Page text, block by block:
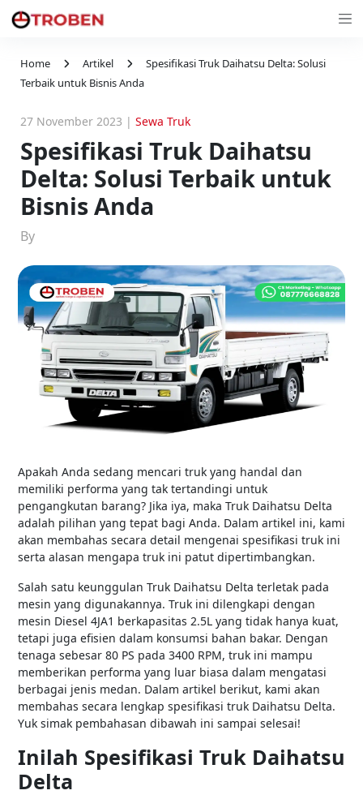
Home Artikel
Spesifikasi Truk Daihatsu Delta: Solusi
Terbaik untuk Bisnis Anda
27 November 2023 | Sewa Truk
Spesifikasi Truk Daihatsu
Delta: Solusi Terbaik untuk
Bisnis Anda
By
Apakah Anda sedang mencari truk yang handal dan
memiliki performa yang tak tertandingi untuk
pengangkutan barang? Jika iya, maka Truk Daihatsu Delta
adalah pilihan yang tepat bagi Anda. Dalam artikel ini, kami
akan membahas secara detail mengenai spesifikasi truk ini
serta alasan mengapa truk ini patut dipertimbangkan.
Salah satu keunggulan Truk Daihatsu Delta terletak pada
mesin yang digunakannya. Truk ini dilengkapi dengan
mesin Diesel 4JA1 berkapasitas 2.5L yang tidak hanya kuat,
tetapi juga efisien dalam konsumsi bahan bakar. Dengan
tenaga sebesar 80 PS pada 3400 RPM, truk ini mampu
memberikan performa yang luar biasa dalam mengatasi
berbagai jenis medan. Dalam artikel berikut, kami akan
membahas secara lengkap spesifikasi truk Daihatsu Delta.
Yuk simak pembahasan dibawah ini sampai selesai!
Inilah Spesifikasi Truk Daihatsu
Delta